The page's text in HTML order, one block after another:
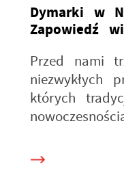
Dymarki w
Zapowiedź
Przed nami
niezwykłych
których